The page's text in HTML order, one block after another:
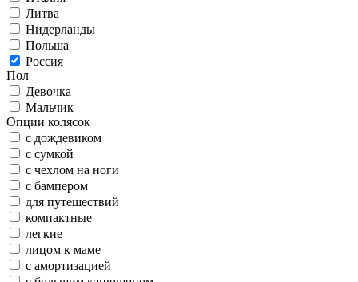
Литва
Нидерланды
Польша
Россия
Пол
Девочка
Мальчик
Опции колясок
с дождевиком
с сумкой
с чехлом на ноги
с бампером
для путешествий
компактные
легкие
лицом к маме
с амортизацией